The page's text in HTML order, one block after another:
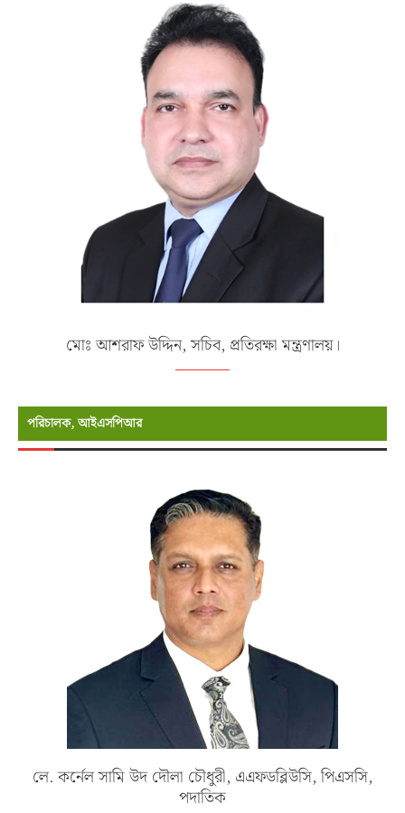
মোঃ আশরাফ উদ্দিন, সচিব, প্রতিরক্ষা মন্ত্রণালয়।
পরিচালক, আইএসপিআর
লে. কর্নেল সামি উদ দৌলা চৌধুরী, এএফডব্লিউসি, পিএসসি,
পদাতিক